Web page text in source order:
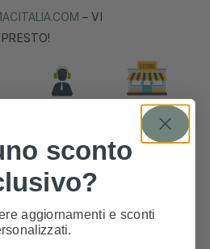
– VI
sconto
aggiornamenti e sconti